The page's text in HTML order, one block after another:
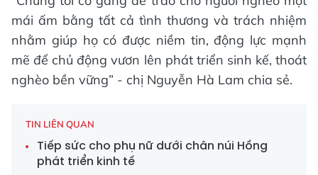
mái ấm bằng tất cả tình thương và trách nhiệm
nhằm giúp họ có được niềm tin, động lực mạnh
mẽ để chủ động vươn lên phát triển sinh kế, thoát
nghèo bền vững” - chị Nguyễn Hà Lam chia sẻ.
TIN LIÊN QUAN
Tiếp sức cho phụ nữ dưới chân núi Hồng
phát triển kinh tế